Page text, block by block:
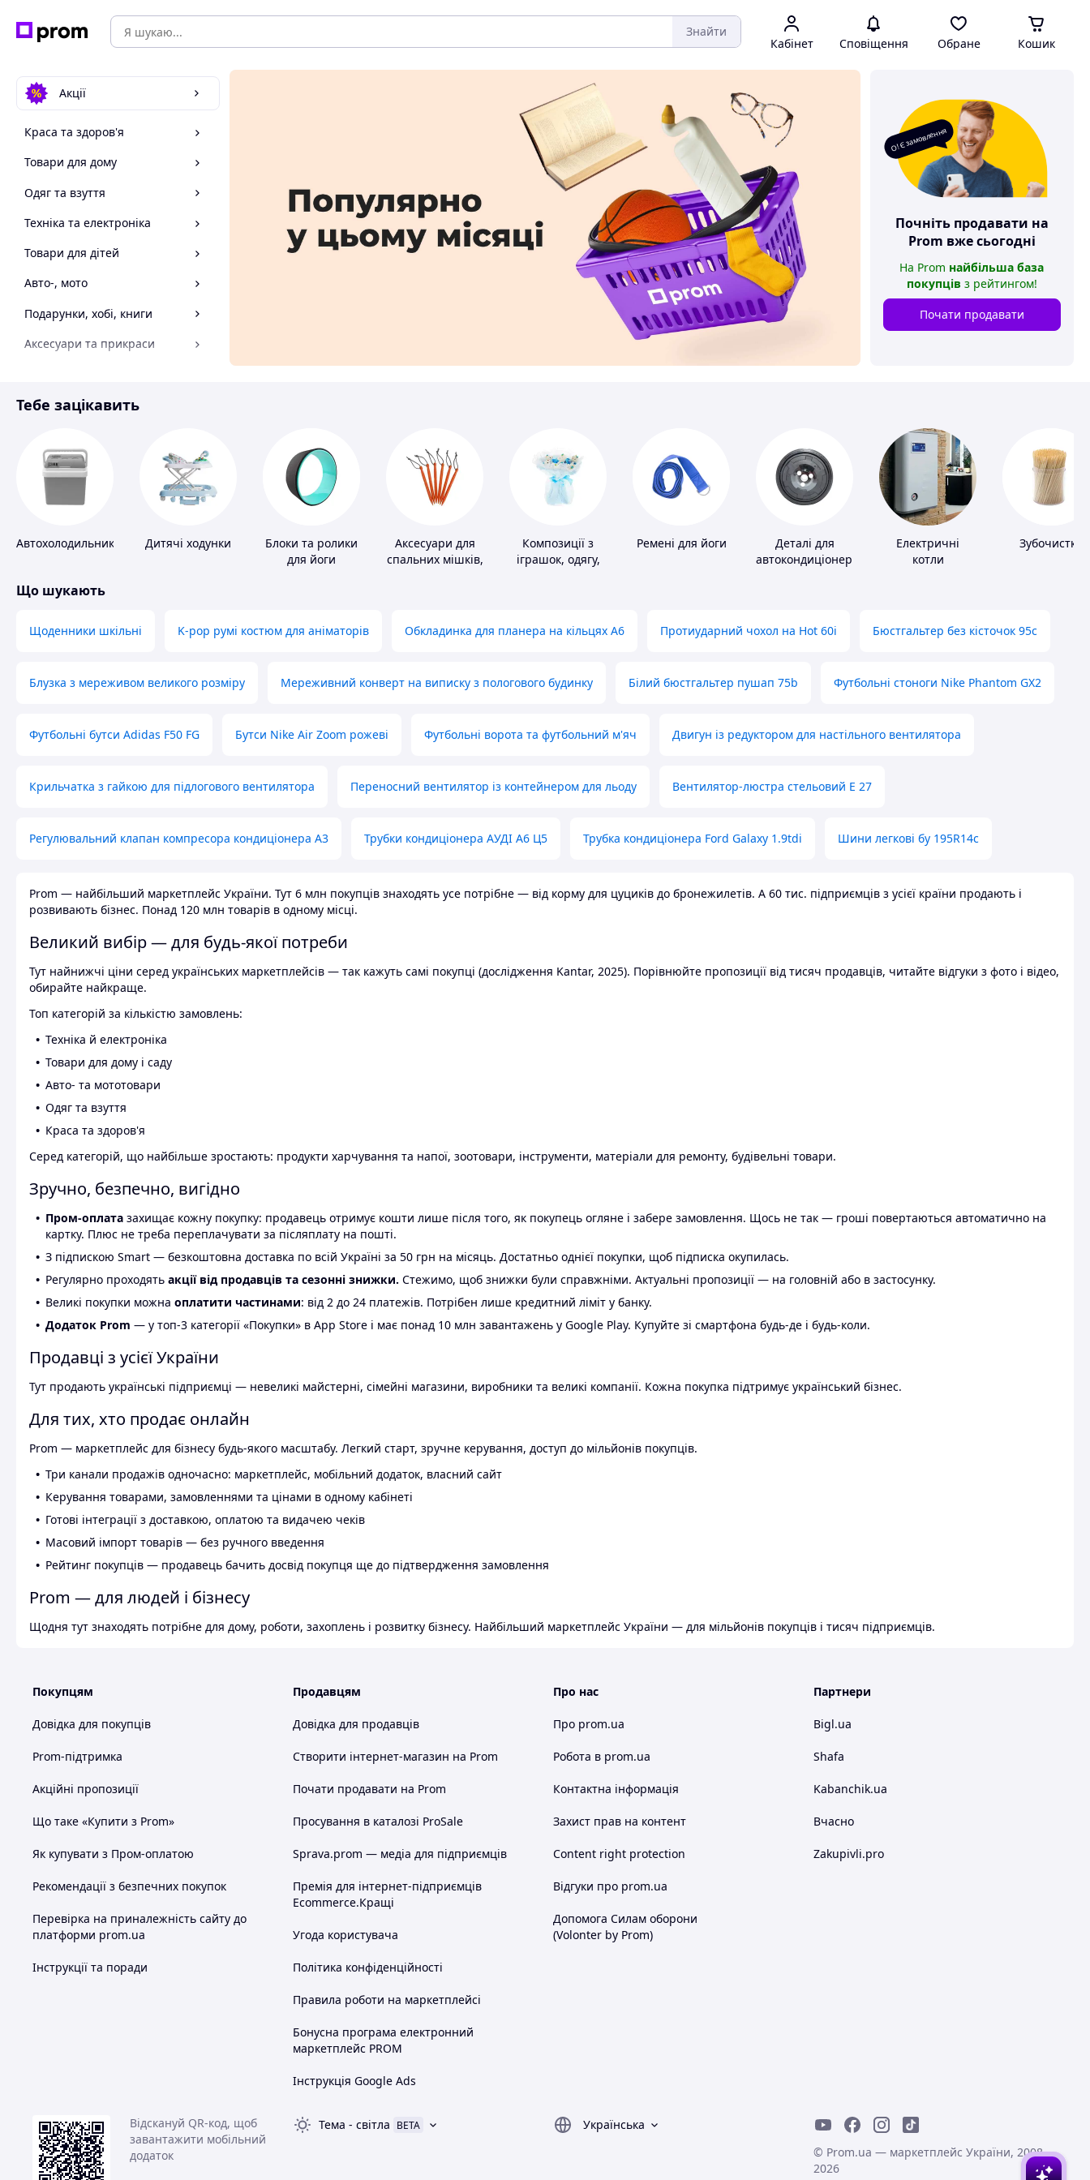
Знайти
Кабінет Сповіщення Обране Кошик
Акції
Краса та здоров'я
Товари для дому
Одяг та взуття
Техніка та електроніка
Товари для дітей
Авто-, мото
Подарунки, хобі, книги
Аксесуари та прикраси
Спорт і відпочинок
О! Є замовлення
Почніть продавати на
Prom вже сьогодні
На Prom найбільша база
покупців з рейтингом!
Почати продавати
Тебе зацікавить
Автохолодильники Дитячі ходунки
Блоки та ролики
для йоги
Аксесуари для
спальних мішків,
Композиції з
іграшок, одягу,
Ремені для йоги
Деталі для
автокондиціонерів
Електричні
котли
Зубочистки
Що шукають
Щоденники шкільні K-pop румі костюм для аніматорів Обкладинка для планера на кільцях А6 Протиударний чохол на Hot 60i Бюстгальтер без кісточок 95с
Блузка з мереживом великого розміру Мереживний конверт на виписку з пологового будинку Білий бюстгальтер пушап 75b Футбольні стоноги Nike Phantom GX2
Футбольні бутси Adidas F50 FG Бутси Nike Air Zoom рожеві Футбольні ворота та футбольний м'яч Двигун із редуктором для настільного вентилятора
Крильчатка з гайкою для підлогового вентилятора Переносний вентилятор із контейнером для льоду Вентилятор-люстра стельовий E 27
Регулювальний клапан компресора кондиціонера А3 Трубки кондиціонера АУДІ А6 Ц5 Трубка кондиціонера Ford Galaxy 1.9tdi Шини легкові бу 195R14c
Prom — найбільший маркетплейс України. Тут 6 млн покупців знаходять усе потрібне — від корму для цуциків до бронежилетів. А 60 тис. підприємців з усієї країни продають і
розвивають бізнес. Понад 120 млн товарів в одному місці.
Великий вибір — для будь-якої потреби
Тут найнижчі ціни серед українських маркетплейсів — так кажуть самі покупці (дослідження Kantar, 2025). Порівнюйте пропозиції від тисяч продавців, читайте відгуки з фото і відео,
обирайте найкраще.
Топ категорій за кількістю замовлень:
Техніка й електроніка
Товари для дому і саду
Авто- та мототовари
Одяг та взуття
Краса та здоров'я
Серед категорій, що найбільше зростають: продукти харчування та напої, зоотовари, інструменти, матеріали для ремонту, будівельні товари.
Зручно, безпечно, вигідно
Пром-оплата захищає кожну покупку: продавець отримує кошти лише після того, як покупець огляне і забере замовлення. Щось не так — гроші повертаються автоматично на
картку. Плюс не треба переплачувати за післяплату на пошті.
З підпискою Smart — безкоштовна доставка по всій Україні за 50 грн на місяць. Достатньо однієї покупки, щоб підписка окупилась.
Регулярно проходять акції від продавців та сезонні знижки. Стежимо, щоб знижки були справжніми. Актуальні пропозиції — на головній або в застосунку.
Великі покупки можна оплатити частинами: від 2 до 24 платежів. Потрібен лише кредитний ліміт у банку.
Додаток Prom — у топ-3 категорії «Покупки» в App Store і має понад 10 млн завантажень у Google Play. Купуйте зі смартфона будь-де і будь-коли.
Продавці з усієї України
Тут продають українські підприємці — невеликі майстерні, сімейні магазини, виробники та великі компанії. Кожна покупка підтримує український бізнес.
Для тих, хто продає онлайн
Prom — маркетплейс для бізнесу будь-якого масштабу. Легкий старт, зручне керування, доступ до мільйонів покупців.
Три канали продажів одночасно: маркетплейс, мобільний додаток, власний сайт
Керування товарами, замовленнями та цінами в одному кабінеті
Готові інтеграції з доставкою, оплатою та видачею чеків
Масовий імпорт товарів — без ручного введення
Рейтинг покупців — продавець бачить досвід покупця ще до підтвердження замовлення
Prom — для людей і бізнесу
Щодня тут знаходять потрібне для дому, роботи, захоплень і розвитку бізнесу. Найбільший маркетплейс України — для мільйонів покупців і тисяч підприємців.
Покупцям
Довідка для покупців
Prom-підтримка
Акційні пропозиції
Що таке «Купити з Prom»
Як купувати з Пром-оплатою
Рекомендації з безпечних покупок
Перевірка на приналежність сайту до
платформи prom.ua
Інструкції та поради
Продавцям
Довідка для продавців
Створити інтернет-магазин на Prom
Почати продавати на Prom
Просування в каталозі ProSale
Sprava.prom — медіа для підприємців
Премія для інтернет-підприємців
Ecommerce.Кращі
Угода користувача
Політика конфіденційності
Правила роботи на маркетплейсі
Бонусна програма електронний
маркетплейс PROM
Інструкція Google Ads
Про нас
Про prom.ua
Робота в prom.ua
Контактна інформація
Захист прав на контент
Content right protection
Відгуки про prom.ua
Допомога Силам оборони
(Volonter by Prom)
Партнери
Bigl.ua
Shafa
Kabanchik.ua
Вчасно
Zakupivli.pro
Відскануй QR-код, щоб
завантажити мобільний
додаток
Тема - світла BETA
Українська
© Prom.ua — маркетплейс України, 2008-
2026